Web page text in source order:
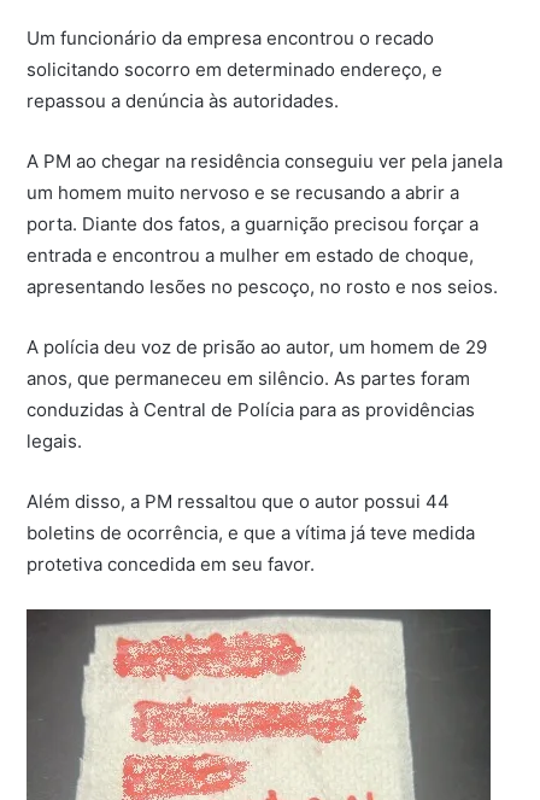
Um funcionário da empresa encontrou o recado
solicitando socorro em determinado endereço, e
repassou a denúncia às autoridades.
A PM ao chegar na residência conseguiu ver pela janela
um homem muito nervoso e se recusando a abrir a
porta. Diante dos fatos, a guarnição precisou forçar a
entrada e encontrou a mulher em estado de choque,
apresentando lesões no pescoço, no rosto e nos seios.
A polícia deu voz de prisão ao autor, um homem de 29
anos, que permaneceu em silêncio. As partes foram
conduzidas à Central de Polícia para as providências
legais.
Além disso, a PM ressaltou que o autor possui 44
boletins de ocorrência, e que a vítima já teve medida
protetiva concedida em seu favor.